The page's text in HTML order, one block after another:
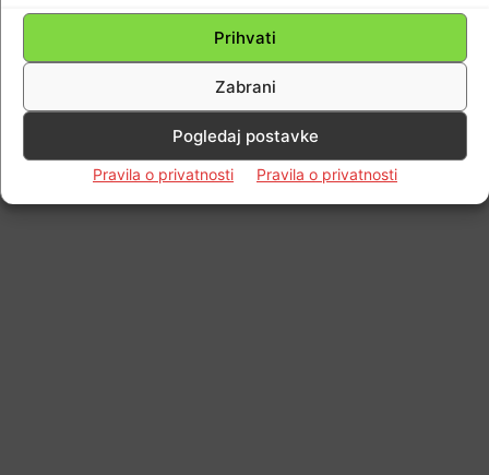
Prihvati
Zabrani
Pogledaj postavke
Pravila o privatnosti Pravila o privatnosti